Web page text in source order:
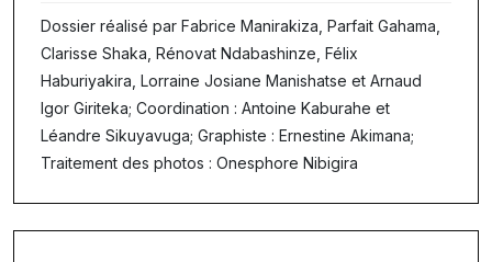
Dossier réalisé par Fabrice Manirakiza, Parfait Gahama,
Clarisse Shaka, Rénovat Ndabashinze, Félix
Haburiyakira, Lorraine Josiane Manishatse et Arnaud
Igor Giriteka; Coordination : Antoine Kaburahe et
Léandre Sikuyavuga; Graphiste : Ernestine Akimana;
Traitement des photos : Onesphore Nibigira